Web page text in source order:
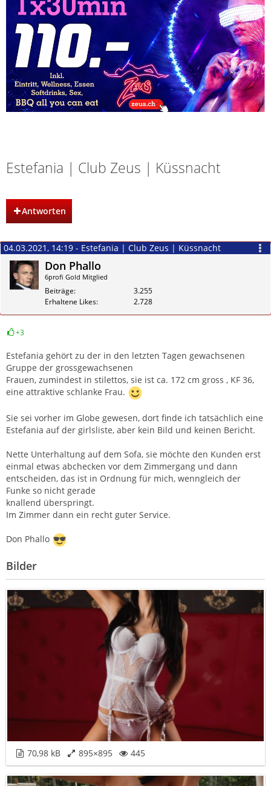
Estefania | Club Zeus | Küssnacht
Antworten
04.03.2021, 14:19 - Estefania | Club Zeus | Küssnacht
Don Phallo
6profi Gold Mitglied
Beiträge
3.255
Erhaltene Likes
2.728
+3
Estefania gehört zu der in den letzten Tagen gewachsenen
Gruppe der grossgewachsenen
Frauen, zumindest in stilettos, sie ist ca. 172 cm gross , KF 36,
eine attraktive schlanke Frau.
Sie sei vorher im Globe gewesen, dort finde ich tatsächlich eine
Estefania auf der girlsliste, aber kein Bild und keinen Bericht.
Nette Unterhaltung auf dem Sofa, sie möchte den Kunden erst
einmal etwas abchecken vor dem Zimmergang und dann
entscheiden, das ist in Ordnung für mich, wenngleich der
Funke so nicht gerade
knallend überspringt.
Im Zimmer dann ein recht guter Service.
Don Phallo
Bilder
70,98 kB 895×895 445